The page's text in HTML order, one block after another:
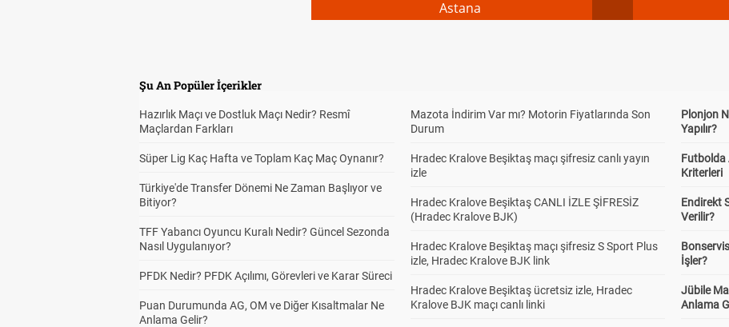
Astana
Şu An Popüler İçerikler
Hazırlık Maçı ve Dostluk Maçı Nedir? Resmî
Maçlardan Farkları
Süper Lig Kaç Hafta ve Toplam Kaç Maç Oynanır?
Türkiye'de Transfer Dönemi Ne Zaman Başlıyor ve
Bitiyor?
TFF Yabancı Oyuncu Kuralı Nedir? Güncel Sezonda
Nasıl Uygulanıyor?
PFDK Nedir? PFDK Açılımı, Görevleri ve Karar Süreci
Puan Durumunda AG, OM ve Diğer Kısaltmalar Ne
Anlama Gelir?
Mazota İndirim Var mı? Motorin Fiyatlarında Son
Durum
Hradec Kralove Beşiktaş maçı şifresiz canlı yayın
izle
Hradec Kralove Beşiktaş CANLI İZLE ŞİFRESİZ
(Hradec Kralove BJK)
Hradec Kralove Beşiktaş maçı şifresiz S Sport Plus
izle, Hradec Kralove BJK link
Hradec Kralove Beşiktaş ücretsiz izle, Hradec
Kralove BJK maçı canlı linki
Plonjon
Yapılır?
Futbolda
Kriterleri
Endirekt
Verilir?
İşler?
Jübile
Anlama